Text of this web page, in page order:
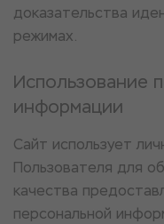
доказательства
режимах.
Использование
информации
Сайт использует
Пользователя для
качества
персональной